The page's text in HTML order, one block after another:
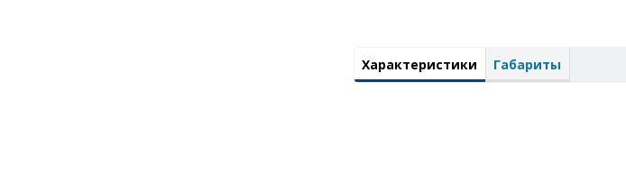
Характеристики Габариты